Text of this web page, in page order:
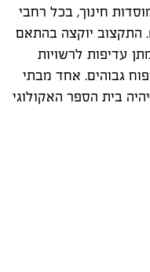
הקמתם של חצרות ב-207 מוסדות חינוך, בכל רחבי
של 70 מיליון ₪. התקצוב יוקצה בהתאם
עדיפות לרשויות
גבוהים. אחד מבתי
בית הספר האקולוגי